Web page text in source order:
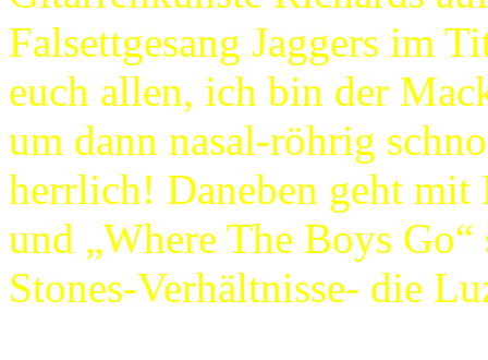
Falsettgesang Jaggers im
euch allen, ich bin der
um dann nasal-röhrig
herrlich! Daneben geht mit
und „Where The Boys
Stones-Verhältnisse- die